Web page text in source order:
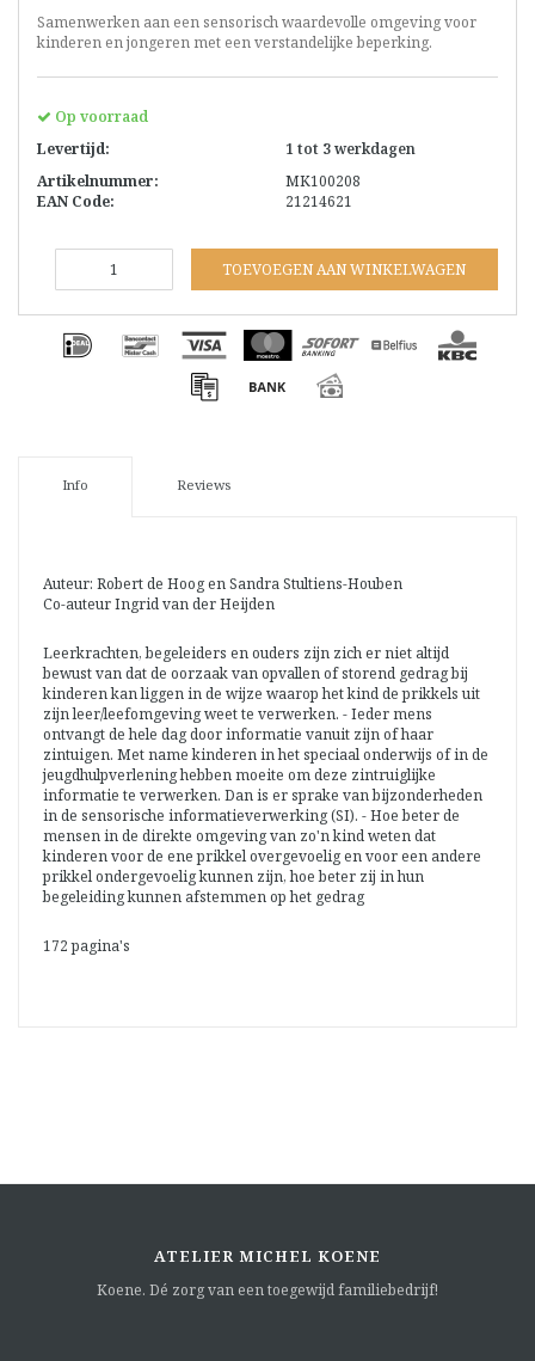
Samenwerken aan een sensorisch waardevolle omgeving voor
kinderen en jongeren met een verstandelijke beperking.
Op voorraad
Levertijd:
1 tot 3 werkdagen
Artikelnummer:
MK100208
EAN Code:
21214621
TOEVOEGEN AAN WINKELWAGEN
Info Reviews
Auteur: Robert de Hoog en Sandra Stultiens-Houben
Co-auteur Ingrid van der Heijden
Leerkrachten, begeleiders en ouders zijn zich er niet altijd
bewust van dat de oorzaak van opvallen of storend gedrag bij
kinderen kan liggen in de wijze waarop het kind de prikkels uit
zijn leer/leefomgeving weet te verwerken. - Ieder mens
ontvangt de hele dag door informatie vanuit zijn of haar
zintuigen. Met name kinderen in het speciaal onderwijs of in de
jeugdhulpverlening hebben moeite om deze zintruiglijke
informatie te verwerken. Dan is er sprake van bijzonderheden
in de sensorische informatieverwerking (SI). - Hoe beter de
mensen in de direkte omgeving van zo'n kind weten dat
kinderen voor de ene prikkel overgevoelig en voor een andere
prikkel ondergevoelig kunnen zijn, hoe beter zij in hun
begeleiding kunnen afstemmen op het gedrag
172 pagina's
ATELIER MICHEL KOENE
Koene. Dé zorg van een toegewijd familiebedrijf!